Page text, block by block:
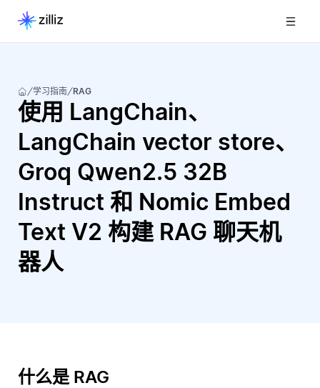
学习指南 RAG
使用 LangChain、
LangChain vector store、
Groq Qwen2.5 32B
Instruct 和 Nomic Embed
Text V2 构建 RAG 聊天机
器人
什么是 RAG